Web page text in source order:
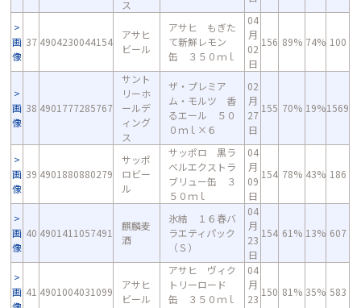
ス
画
像
37 4904230044154
アサヒ
ビール
アサヒ もぎた
て新鮮レモン
缶 ３５０ｍｌ
04
月
02
日
156 89% 74% 100
画
像
38 4901777285767
サント
リーホ
ールデ
ィング
ス
ザ・プレミア
ム・モルツ 香
るエール ５０
０ｍｌ×６
02
月
27
日
155 70% 19%1569
画
像
39 4901880880279
サッポ
ロビー
ル
サッポロ 黒ラ
ベルエクストラ
ブリュー缶 ３
５０ｍｌ
04
月
09
日
154 78% 43% 186
画
像
40 4901411057491
麒麟麦
酒
氷結 １６春バ
ラエティパック
（Ｓ）
04
月
23
日
154 61% 13% 607
画 41 4901004031099
アサヒ
ビール
アサヒ ヴィク
トリーロード
缶 ３５０ｍｌ
04
月
23
150 81% 35% 583